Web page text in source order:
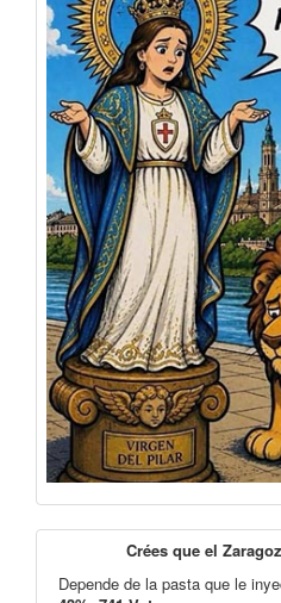
Crées que el
Depende de la pasta que le